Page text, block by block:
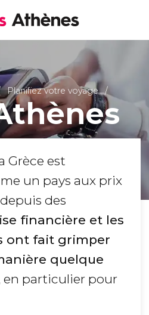
Planifiez votre voyage
Grèce est
un pays aux prix
des
financière et les
ont fait grimper
quelque
en particulier pour